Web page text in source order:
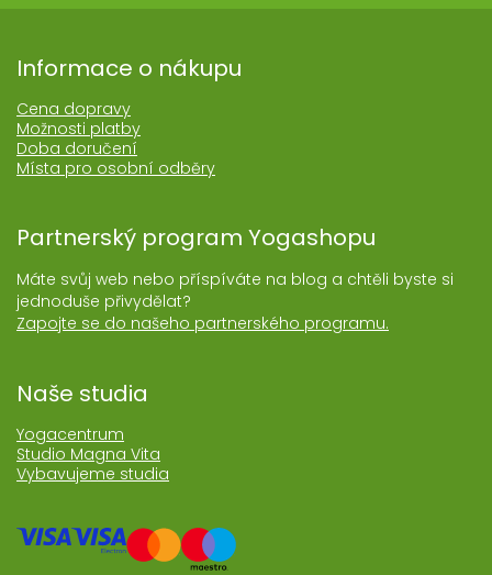
Informace o nákupu
Cena dopravy
Možnosti platby
Doba doručení
Místa pro osobní odběry
Partnerský program Yogashopu
Máte svůj web nebo příspíváte na blog a chtěli byste si
jednoduše přivydělat?
Zapojte se do našeho partnerského programu.
Naše studia
Yogacentrum
Studio Magna Vita
Vybavujeme studia